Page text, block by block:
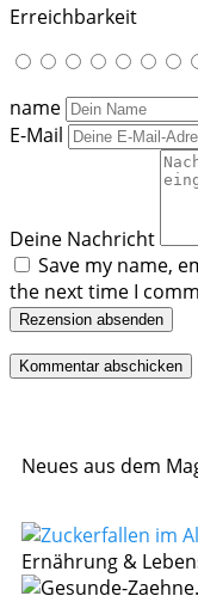
Erreichbarkeit
name
E-Mail
Deine Nachricht
Save my name,
the next time I
Rezension absenden
Neues aus dem
Ernährung &